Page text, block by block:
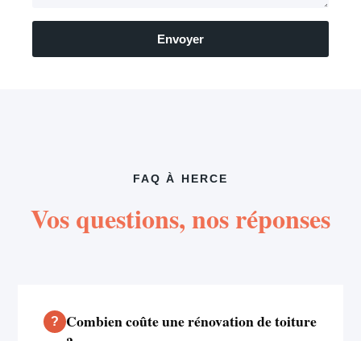
Envoyer
FAQ À HERCE
Vos questions, nos réponses
Combien coûte une rénovation de toiture